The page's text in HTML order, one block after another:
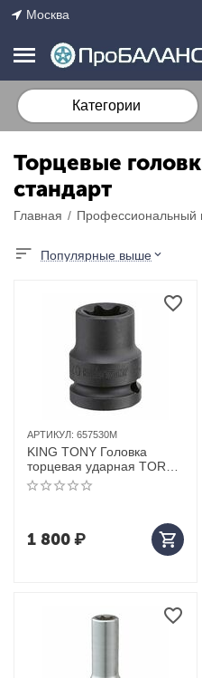
Москва
Категории
Торцевые
стандарт
Главная / Профессиональный
Популярные выше
АРТИКУЛ: 657530M
KING TONY Головка
торцевая ударная TORX
Е-стандарт 3/4", E30, L =
56 мм
1 800₽